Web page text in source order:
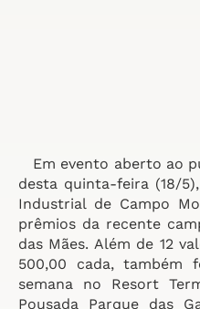
Em evento aberto ao
desta quinta-feira (18/
Industrial de Campo
prêmios da recente
das Mães. Além de 12
500,00 cada, também
semana no Resort
Pousada Parque das